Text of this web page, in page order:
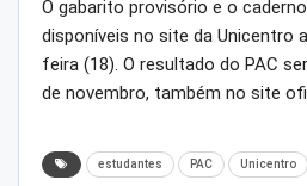
O gabarito provisório e o
disponíveis no site da Unicentro
feira (18). O resultado do PAC
de novembro, também no site
estudantes PAC Unicentro